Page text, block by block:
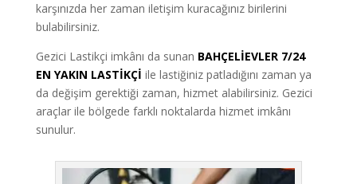
karşınızda her zaman iletişim kuracağınız birilerini
bulabilirsiniz.
Gezici Lastikçi imkânı da sunan BAHÇELİEVLER 7/24
EN YAKIN LASTİKÇİ ile lastiğiniz patladığını zaman ya
da değişim gerektiği zaman, hizmet alabilirsiniz. Gezici
araçlar ile bölgede farklı noktalarda hizmet imkânı
sunulur.